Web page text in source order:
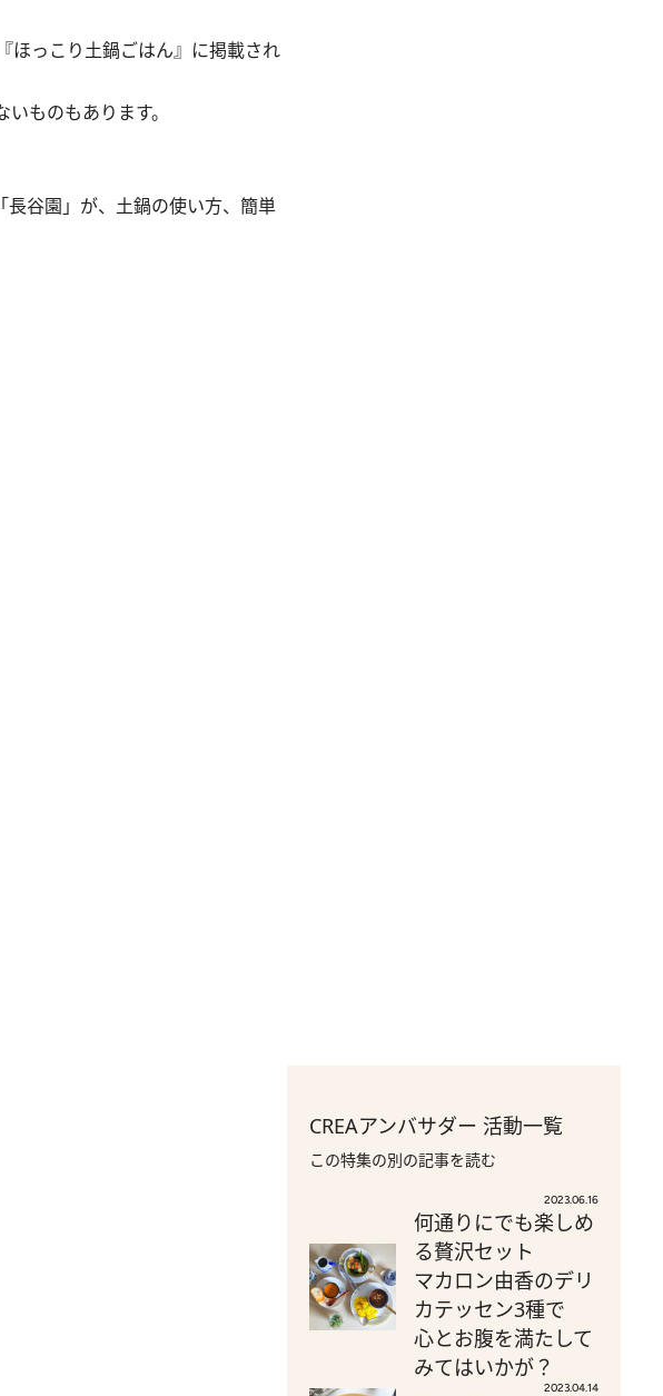
ほっこり土鍋ごはん』に掲載され
ものもあります。
谷園」が、土鍋の使い方、簡単
CREAアンバサダー 活動一覧
この特集の別の記事を読む
2023.06.16
何通りにでも楽しめ
る贅沢セット
マカロン由香のデリ
カテッセン3種で
心とお腹を満たして
みてはいかが？
2023.04.14